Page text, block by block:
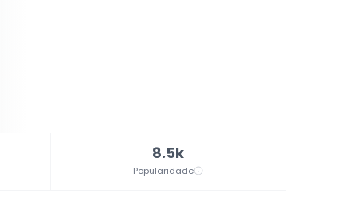
8.5k
Popularidade